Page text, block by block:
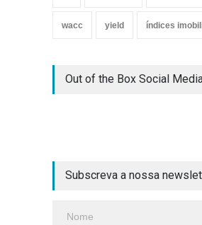
wacc yield índices
Out of the Box Social
Subscreva a nossa